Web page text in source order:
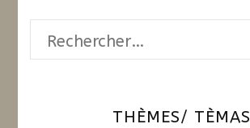
Rechercher :
THÈMES/ TÈMAS